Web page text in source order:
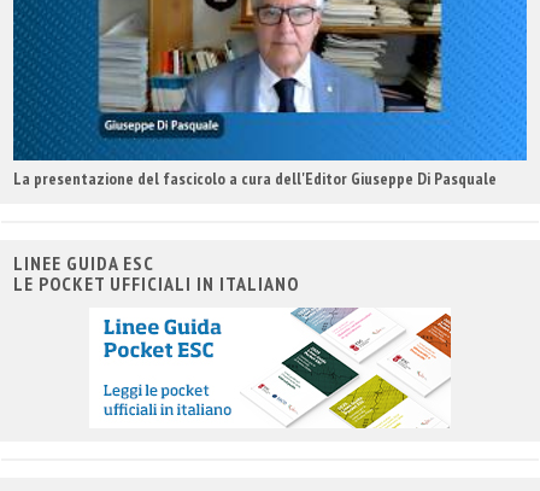
La presentazione del fascicolo a cura dell'Editor Giuseppe Di Pasquale
LINEE GUIDA ESC
LE POCKET UFFICIALI IN ITALIANO